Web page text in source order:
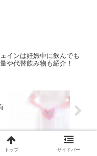
インは妊娠中に飲んでも
や代替飲み物も紹介！
トップ サイドバー